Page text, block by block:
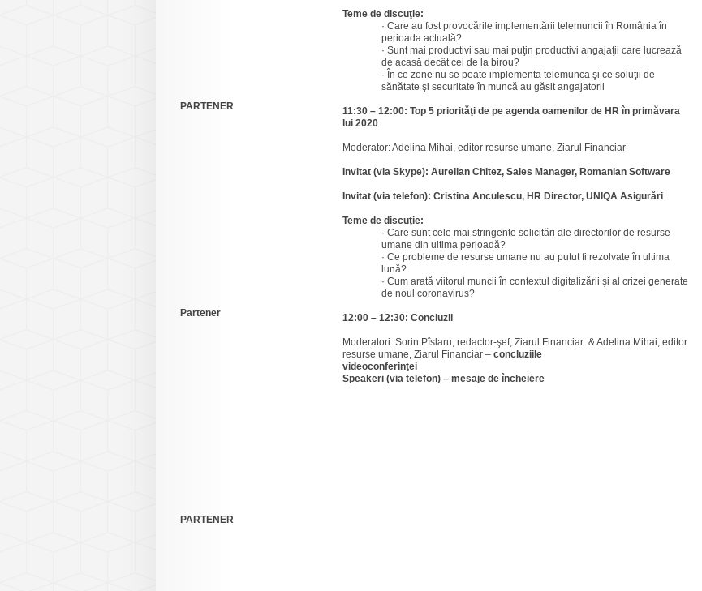
PARTENER
Partener
PARTENER
Teme de discuţie:
· Care au fost provocările implementării telemuncii în România în
perioada actuală?
· Sunt mai productivi sau mai puţin productivi angajaţii care lucrează
de acasă decât cei de la birou?
· În ce zone nu se poate implementa telemunca şi ce soluţii de
sănătate şi securitate în muncă au găsit angajatorii
11:30 – 12:00: Top 5 priorităţi de pe agenda oamenilor de HR în primăvara
lui 2020
Moderator: Adelina Mihai, editor resurse umane, Ziarul Financiar
Invitat (via Skype): Aurelian Chitez, Sales Manager, Romanian Software
Invitat (via telefon): Cristina Anculescu, HR Director, UNIQA Asigurări
Teme de discuţie:
· Care sunt cele mai stringente solicitări ale directorilor de resurse
umane din ultima perioadă?
· Ce probleme de resurse umane nu au putut fi rezolvate în ultima
lună?
· Cum arată viitorul muncii în contextul digitalizării şi al crizei generate
de noul coronavirus?
12:00 – 12:30: Concluzii
Moderatori: Sorin Pîslaru, redactor-şef, Ziarul Financiar & Adelina Mihai, editor
resurse umane, Ziarul Financiar – concluziile
videoconferinţei
Speakeri (via telefon) – mesaje de încheiere